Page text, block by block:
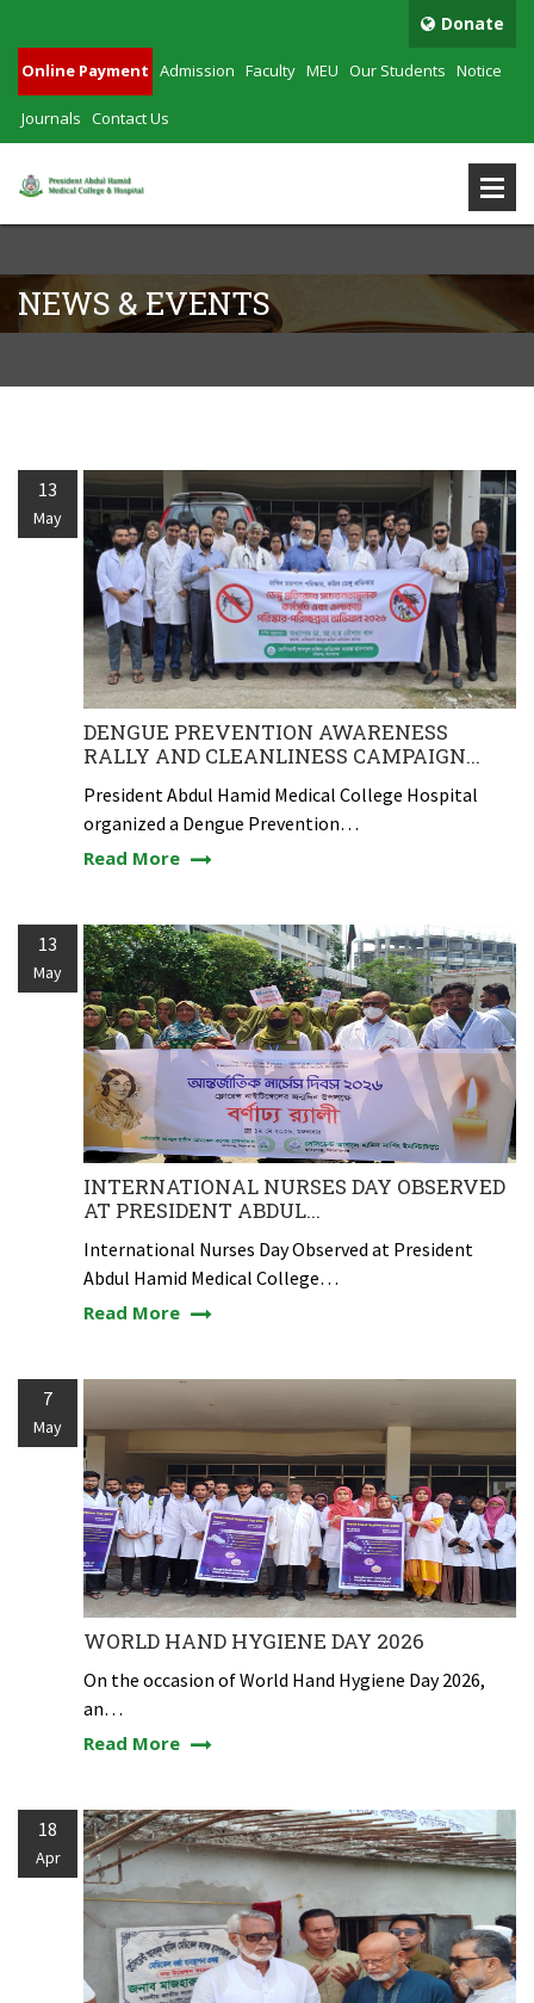
Donate
Online Payment Admission Faculty MEU Our Students Notice
Journals Contact Us
NEWS & EVENTS
13
May
DENGUE PREVENTION AWARENESS
RALLY AND CLEANLINESS CAMPAIGN...
President Abdul Hamid Medical College Hospital
organized a Dengue Prevention…
Read More
13
May
INTERNATIONAL NURSES DAY OBSERVED
AT PRESIDENT ABDUL...
International Nurses Day Observed at President
Abdul Hamid Medical College…
Read More
7
May
WORLD HAND HYGIENE DAY 2026
On the occasion of World Hand Hygiene Day 2026,
an…
Read More
18
Apr